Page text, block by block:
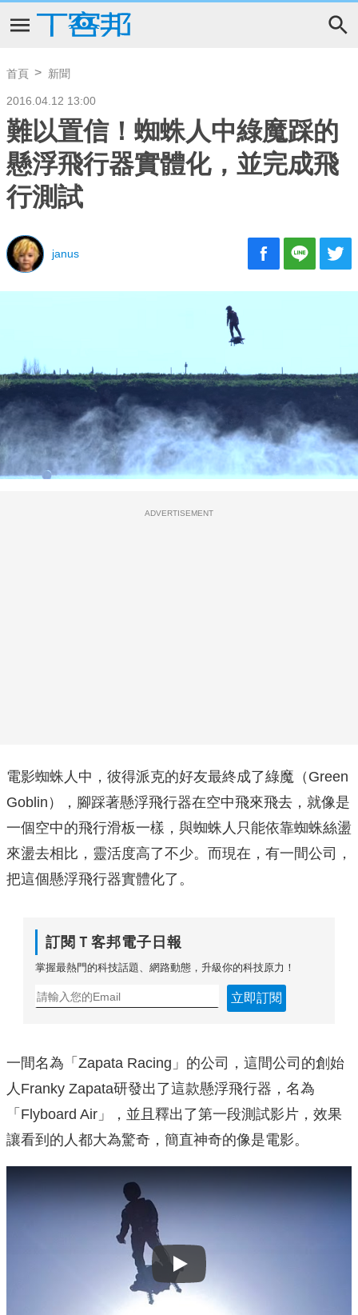
首頁 新聞
2016.04.12 13:00
難以置信！蜘蛛人中綠魔踩的
懸浮飛行器實體化，並完成飛
行測試
janus
ADVERTISEMENT
電影蜘蛛人中，彼得派克的好友最終成了綠魔（Green
Goblin），腳踩著懸浮飛行器在空中飛來飛去，就像是
一個空中的飛行滑板一樣，與蜘蛛人只能依靠蜘蛛絲盪
來盪去相比，靈活度高了不少。而現在，有一間公司，
把這個懸浮飛行器實體化了。
訂閱Ｔ客邦電子日報
掌握最熱門的科技話題、網路動態，升級你的科技原力！
立即訂閱
一間名為「Zapata Racing」的公司，這間公司的創始
人 Franky Zapata研發出了這款懸浮飛行器，名為
「Flyboard Air」，並且釋出了第一段測試影片，效果
讓看到的人都大為驚奇，簡直神奇的像是電影。
Play